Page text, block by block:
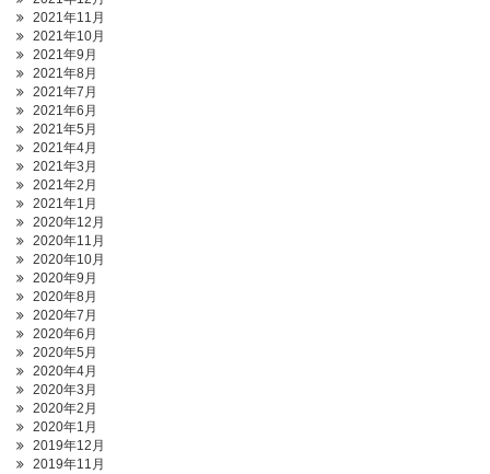
2021年11月
2021年10月
2021年9月
2021年8月
2021年7月
2021年6月
2021年5月
2021年4月
2021年3月
2021年2月
2021年1月
2020年12月
2020年11月
2020年10月
2020年9月
2020年8月
2020年7月
2020年6月
2020年5月
2020年4月
2020年3月
2020年2月
2020年1月
2019年12月
2019年11月